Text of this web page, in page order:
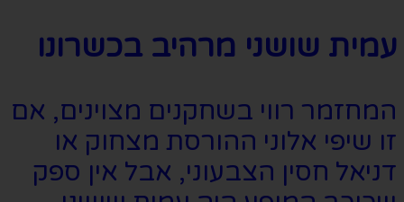
עמית שושני מרהיב בכשרונו
המחזמר רווי בשחקנים מצוינים, אם
זו שיפי אלוני ההורסת מצחוק או
דניאל חסין הצבעוני, אבל אין ספק